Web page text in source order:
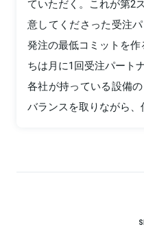
ていただく。これが第2
意してくださった受注
発注の最低コミットを
ちは月に1回受注パート
各社が持っている設備
バランスを取りながら、